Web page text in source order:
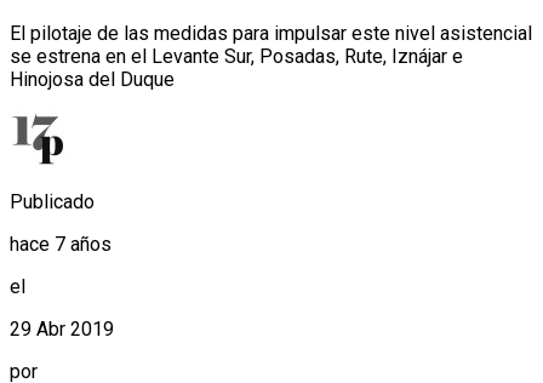
El pilotaje de las medidas para impulsar este nivel asistencial
se estrena en el Levante Sur, Posadas, Rute, Iznájar e
Hinojosa del Duque
Publicado
hace 7 años
el
29 Abr 2019
por